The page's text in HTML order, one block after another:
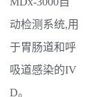
动检测系统,用
于胃肠道和呼
吸道感染的IV
D。